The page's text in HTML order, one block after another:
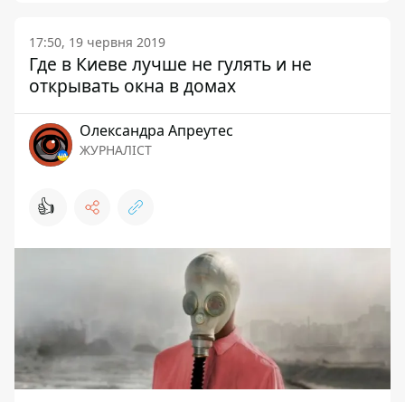
17:50, 19 червня 2019
Где в Киеве лучше не гулять и не
открывать окна в домах
Олександра Апреутес
ЖУРНАЛІСТ
👍